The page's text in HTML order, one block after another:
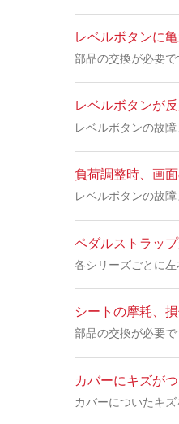
レベルボタンに
部品の交換が必要
レベルボタンが
レベルボタンの故
負荷調整時、画
レベルボタンの故
ペダルストラッ
各シリーズごとに
シートの摩耗、
部品の交換が必要
カバーにキズが
カバーについたキ